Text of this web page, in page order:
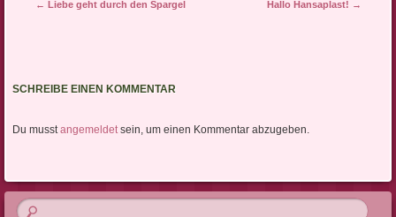
Artikel-Navigation
← Liebe geht durch den Spargel Hallo Hansaplast! →
SCHREIBE EINEN KOMMENTAR
Du musstangemeldetsein, um einen Kommentar abzugeben.